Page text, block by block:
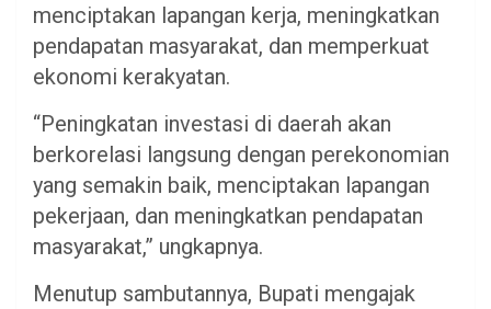
menciptakan lapangan kerja, meningkatkan
pendapatan masyarakat, dan memperkuat
ekonomi kerakyatan.
“Peningkatan investasi di daerah akan
berkorelasi langsung dengan perekonomian
yang semakin baik, menciptakan lapangan
pekerjaan, dan meningkatkan pendapatan
masyarakat,” ungkapnya.
Menutup sambutannya, Bupati mengajak